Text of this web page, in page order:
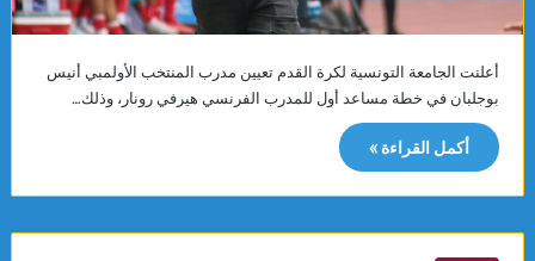
أعلنت الجامعة التونسية لكرة القدم تعيين مدرب المنتخب الأولمبي أنيس
بوجلبان في خطة مساعد أول للمدرب الفرنسي هيرفي رونار، وذلك…
أكمل القراءة »